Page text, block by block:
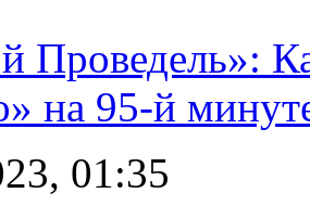
Проведель»:
на 95-й
01:35